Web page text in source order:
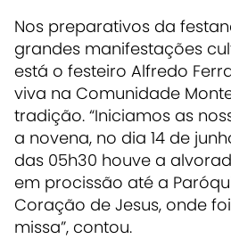
Nos preparativos da
grandes manifestações
está o festeiro Alfredo
viva na Comunidade
tradição. “Iniciamos as
a novena, no dia 14 de
das 05h30 houve a
em procissão até a
Coração de Jesus, onde
missa”, contou.